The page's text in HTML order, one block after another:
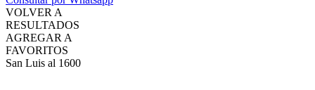
VOLVER A
RESULTADOS
AGREGAR A
FAVORITOS
San Luis al 1600